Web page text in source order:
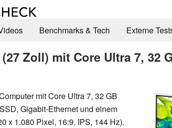
Benchmarks & Tech Externe
Zoll) mit Core Ultra 7, 32
mit Core Ultra 7, 32 GB
Gigabit-Ethernet und einem
x 1.080 Pixel, 16:9, IPS, 144 Hz).